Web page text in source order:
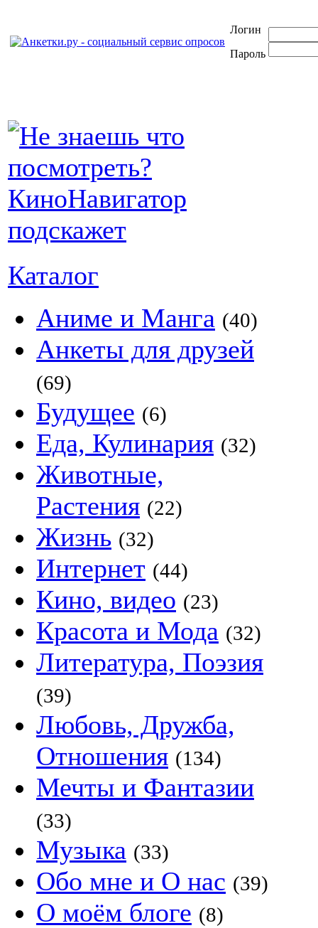
Логин
Пароль
Каталог
Аниме и Манга (40)
Анкеты для друзей
(69)
Будущее (6)
Еда, Кулинария (32)
Животные,
Растения (22)
Жизнь (32)
Интернет (44)
Кино, видео (23)
Красота и Мода (32)
Литература, Поэзия
(39)
Любовь, Дружба,
Отношения (134)
Мечты и Фантазии
(33)
Музыка (33)
Обо мне и О нас (39)
О моём блоге (8)